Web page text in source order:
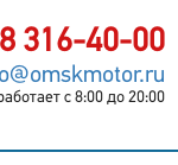
316-40-00
с 8:00 до 20:00